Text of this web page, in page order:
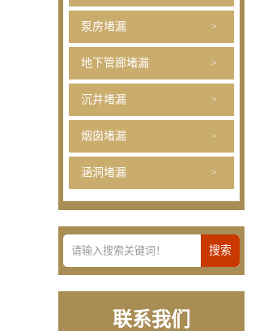
泵房堵漏
地下管廊堵漏
沉井堵漏
烟囱堵漏
涵洞堵漏
联系我们